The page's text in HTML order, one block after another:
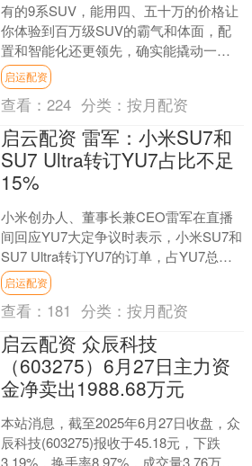
有的9系SUV，能用四、五十万的价格让
你体验到百万级SUV的霸气和体面，配
置和智能化还更领先，确实能撬动一部
分不差钱的人的需求。 但不差钱的毕竟
还是少数，对于大....
启运配资
查看：224 分类：按月配资
启云配资 雷军：小米SU7和
SU7 Ultra转订YU7占比不足
15%
小米创办人、董事长兼CEO雷军在直播
间回应YU7大定争议时表示，小米SU7和
SU7 Ultra转订YU7的订单，占YU7总订
单数不足15%。（界面新闻）....
启运配资
查看： 181 分类：按月配资
启云配资 众辰科技
（603275）6月27日主力资
金净卖出1988.68万元
本站消息，截至2025年6月27日收盘，众
辰科技(603275)报收于45.18元，下跌
3.19%，换手率8.97%，成交量3.76万